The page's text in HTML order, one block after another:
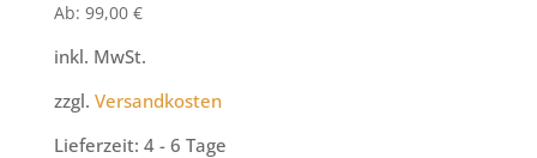
Ab: 99,00 €
inkl. MwSt.
zzgl. Versandkosten
Lieferzeit: 4 - 6 Tage